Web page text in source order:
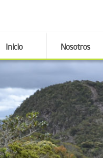
Inicio Nosotros